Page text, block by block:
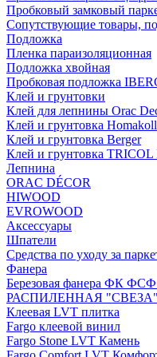
Пробковый замковый
Сопутствующие товары,
Подложка
Пленка параизоляционная
Подложка хвойная
Пробковая подложка
Клей и грунтовки
Клей для лепнины Orac
Клей и грунтовка Homakoll
Клей и грунтовка Berger
Клей и грунтовка TRICOL
Лепнина
ORAC DÉCOR
HIWOOD
EVROWOOD
Аксессуары
Шпатели
Средства по уходу за
Фанера
Березовая фанера ФК
РАСПИЛЕННАЯ "СВЕЗА"
Клеевая LVT плитка
Fargo клеевой винил
Fargo Stone LVT Камень